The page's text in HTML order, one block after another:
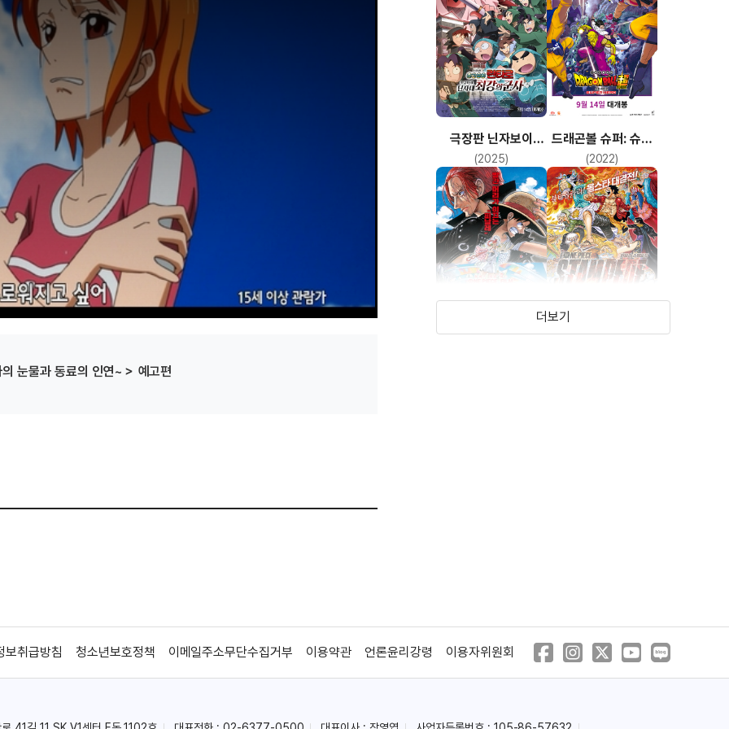
눈물과 동료의 인연~＞ 예고편
극장판 닌자보이
란타로: 도쿠타케
닌자대 최강의 군사
(2025)
드래곤볼 슈퍼: 슈퍼
히어로
(2022)
더보기
보취급방침 청소년보호정책 이메일주소무단수집거부 이용약관 언론윤리강령 이용자위원회